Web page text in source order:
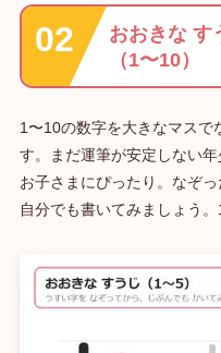
おおきな す
（1〜10）
1〜10の数字を大きなマスで
す。まだ運筆が安定しない
お子さまにぴったり。なぞ
自分でも書いてみましょう